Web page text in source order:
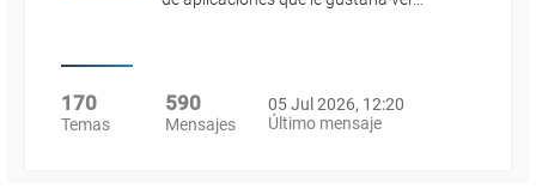
170
Temas
590
Mensajes
05 Jul 2026, 12:20
Último mensaje